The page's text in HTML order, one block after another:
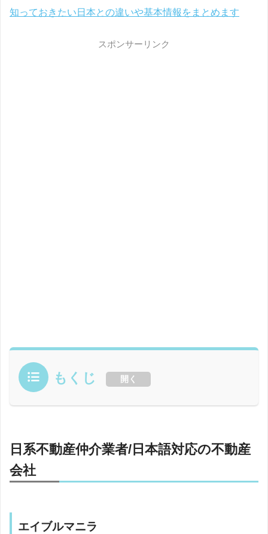
知っておきたい日本との違いや基本情報をまとめます
スポンサーリンク
もくじ 開く
日系不動産仲介業者/日本語対応の不動産
会社
エイブルマニラ